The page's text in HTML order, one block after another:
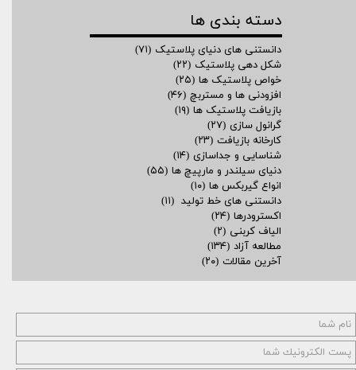
دسته بندی ها
دانستنی های دنیای پلاستیک (۷۱)
شکل دهی پلاستیک (۲۲)
خواص پلاستیک ها (۲۵)
افزودنی ها و مستربچ (۴۶)
بازیافت پلاستیک ها (۱۹)
گرانول سازی (۲۷)
کارخانه بازیافت (۲۳)
شناسایی و جداسازی (۱۴)
دنیای سیلندر و مارپیچ ها (۵۵)
انواع گیربکس ها (۱۰)
دانستنی های خط تولید (۱۱)
اکسترودرها (۲۴)
الیاف کربنی (۲)
مطالعه آزاد (۱۳۴)
آخرین مقالات (۲۰)